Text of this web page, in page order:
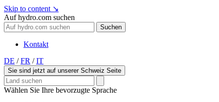
Skip to content ↘
Auf hydro.com suchen
Suchen
Kontakt
DE / FR / IT
Sie sind jetzt auf unserer Schweiz Seite
Wählen Sie Ihre bevorzugte Sprache